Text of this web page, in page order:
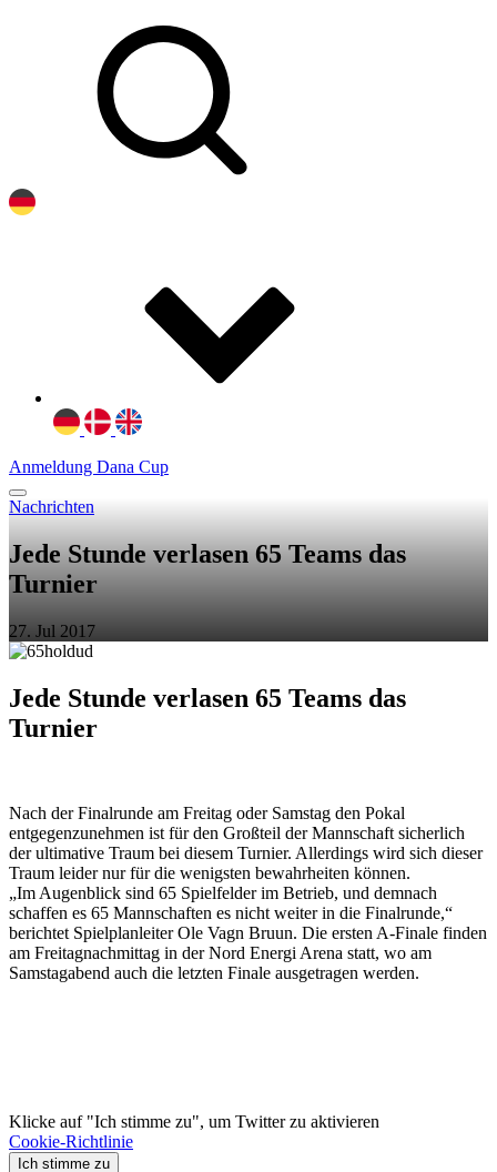
Anmeldung Dana Cup
Nachrichten
Jede Stunde verlasen 65 Teams das
Turnier
27. Jul 2017
Jede Stunde verlasen 65 Teams das
Turnier
Nach der Finalrunde am Freitag oder Samstag den Pokal
entgegenzunehmen ist für den Großteil der Mannschaft sicherlich
der ultimative Traum bei diesem Turnier. Allerdings wird sich dieser
Traum leider nur für die wenigsten bewahrheiten können.
„Im Augenblick sind 65 Spielfelder im Betrieb, und demnach
schaffen es 65 Mannschaften es nicht weiter in die Finalrunde,“
berichtet Spielplanleiter Ole Vagn Bruun. Die ersten A-Finale finden
am Freitagnachmittag in der Nord Energi Arena statt, wo am
Samstagabend auch die letzten Finale ausgetragen werden.
Klicke auf "Ich stimme zu", um Twitter zu aktivieren
Cookie-Richtlinie
Ich stimme zu